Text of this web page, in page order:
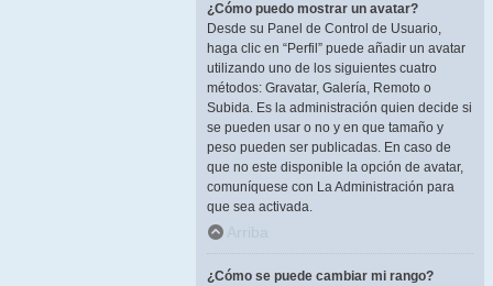
¿Cómo puedo mostrar un avatar?
Desde su Panel de Control de Usuario,
haga clic en “Perfil” puede añadir un avatar
utilizando uno de los siguientes cuatro
métodos: Gravatar, Galería, Remoto o
Subida. Es la administración quien decide si
se pueden usar o no y en que tamaño y
peso pueden ser publicadas. En caso de
que no este disponible la opción de avatar,
comuníquese con La Administración para
que sea activada.
Arriba
¿Cómo se puede cambiar mi rango?